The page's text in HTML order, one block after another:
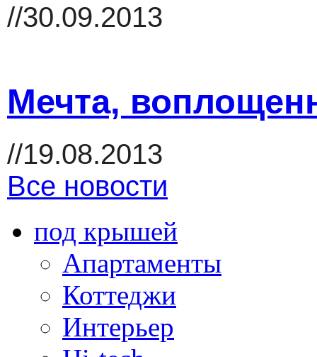
//30.09.2013
Мечта,
//19.08.2013
Все новости
под крышей
Апартаменты
Коттеджи
Интерьер